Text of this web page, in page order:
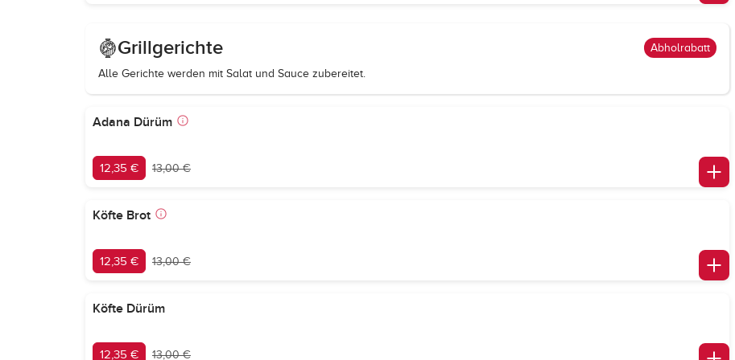
Grillgerichte Abholrabatt
Alle Gerichte werden mit Salat und Sauce zubereitet.
Adana Dürüm
12,35 € 13,00 €
Köfte Brot
12,35 € 13,00 €
Köfte Dürüm
12,35 € 13,00 €